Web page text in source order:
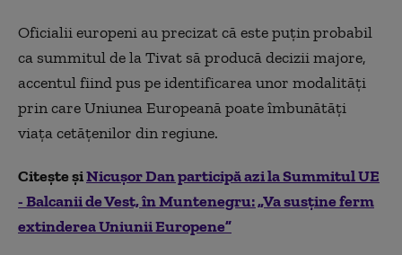
Oficialii europeni au precizat că este puțin probabil
ca summitul de la Tivat să producă decizii majore,
accentul fiind pus pe identificarea unor modalități
prin care Uniunea Europeană poate îmbunătăți
viața cetățenilor din regiune.
Citește șiNicuşor Dan participă azi la Summitul UE
- Balcanii de Vest, în Muntenegru: „Va susține ferm
extinderea Uniunii Europene”